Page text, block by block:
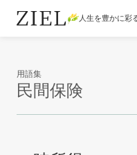
人生を豊かに彩
用語集
民間保険